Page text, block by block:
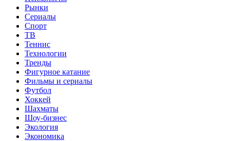
Рынки
Сериалы
Спорт
ТВ
Теннис
Технологии
Тренды
Фигурное катание
Фильмы и сериалы
Футбол
Хоккей
Шахматы
Шоу-бизнес
Экология
Экономика